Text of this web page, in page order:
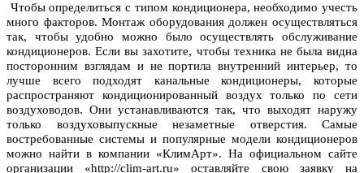
Чтобы определиться с типом кондиционера, необходимо учесть
много факторов. Монтаж оборудования должен осуществляться
так, чтобы удобно можно было осуществлять обслуживание
кондиционеров. Если вы захотите, чтобы техника не была видна
посторонним взглядам и не портила внутренний интерьер, то
лучше всего подходят канальные кондиционеры, которые
распространяют кондиционированный воздух только по сети
воздуховодов. Они устанавливаются так, что выходят наружу
только воздуховыпускные незаметные отверстия. Самые
востребованные системы и популярные модели кондиционеров
можно найти в компании «КлимАрт». На официальном сайте
организации «http://clim-art.ru» оставляйте свою заявку на